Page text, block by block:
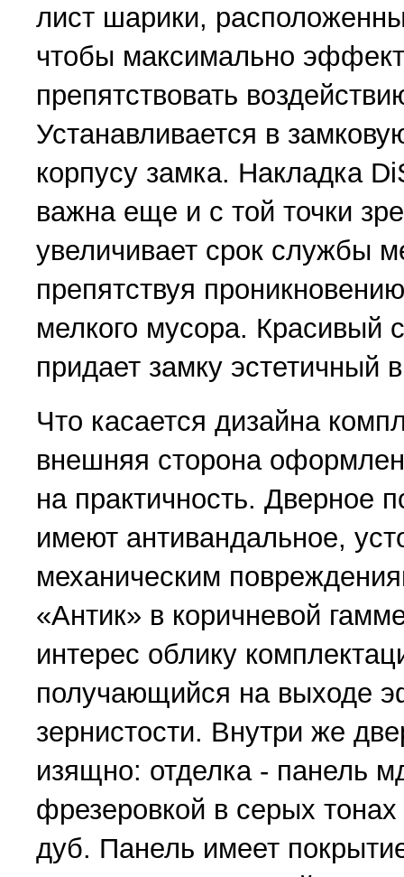
лист шарики,
чтобы максимально
препятствовать
Устанавливается в
корпусу замка. Накладка
важна еще и с той точки
увеличивает срок службы
препятствуя
мелкого мусора. Красивый
придает замку эстетичный
Что касается дизайна
внешняя сторона
на практичность. Дверное
имеют антивандальное,
механическим
«Антик» в коричневой
интерес облику
получающийся на выходе
зернистости. Внутри же
изящно: отделка - панель
фрезеровкой в серых
дуб. Панель имеет